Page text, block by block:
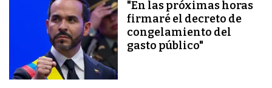
"En las próximas horas
firmaré el decreto de
congelamiento del
gasto público"